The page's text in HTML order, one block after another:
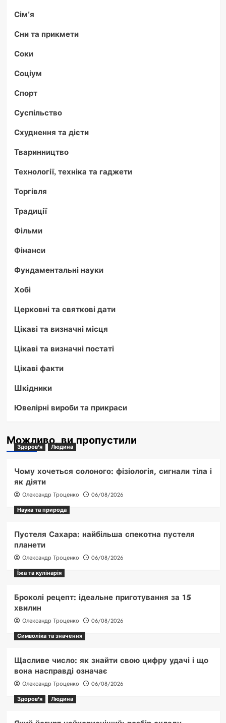
Сім'я
Сни та прикмети
Соки
Соціум
Спорт
Суспільство
Схуднення та дієти
Тваринництво
Технології, техніка та гаджети
Торгівля
Традиції
Фільми
Фінанси
Фундаментальні науки
Хобі
Церковні та святкові дати
Цікаві та визначні місця
Цікаві та визначні постаті
Цікаві факти
Шкідники
Ювелірні вироби та прикраси
Можливо, ви пропустили
Здоров'я Людина
Чому хочеться солоного: фізіологія, сигнали тіла і
як діяти
Олександр Троценко
06/08/2026
Наука та природа
Пустеля Сахара: найбільша спекотна пустеля
планети
Олександр Троценко
06/08/2026
Їжа та кулінарія
Броколі рецепт: ідеальне приготування за 15
хвилин
Олександр Троценко
06/08/2026
Символіка та значення
Щасливе число: як знайти свою цифру удачі і що
вона насправді означає
Олександр Троценко
06/08/2026
Здоров'я
Людина